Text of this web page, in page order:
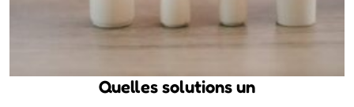
Quelles solutions un